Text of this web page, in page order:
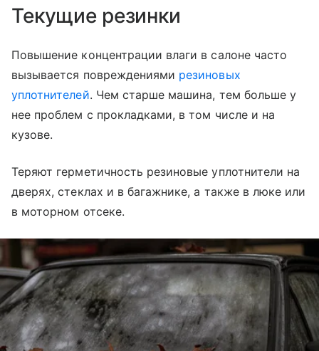
Текущие резинки
Повышение концентрации влаги в салоне часто
вызывается повреждениями резиновых
уплотнителей. Чем старше машина, тем больше у
нее проблем с прокладками, в том числе и на
кузове.
Теряют герметичность резиновые уплотнители на
дверях, стеклах и в багажнике, а также в люке или
в моторном отсеке.